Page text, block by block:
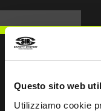
Questo sito web
Utilizziamo cookie